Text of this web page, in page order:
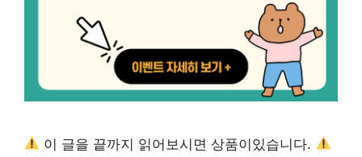
이 글을 끝까지 읽어보시면 상품이있습니다.